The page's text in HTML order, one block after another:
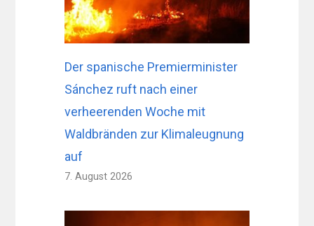
Der spanische Premierminister
Sánchez ruft nach einer
verheerenden Woche mit
Waldbränden zur Klimaleugnung
auf
7. August 2026